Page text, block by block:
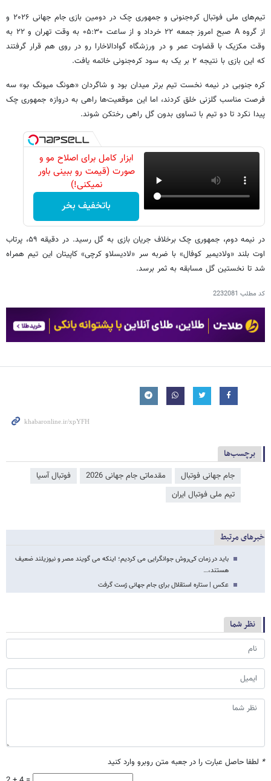
تیم‌های ملی فوتبال کره‌جنونی و جمهوری چک در دومین بازی جام جهانی ۲۰۲۶ و
از گروه A صبح امروز جمعه ۲۲ خرداد و از ساعت ۰۵:۳۰ به وقت تهران و ۲۲ به
وقت مکزیک با قضاوت عمر و در ورزشگاه گوادالاخارا رو در روی هم قرار گرفتند
که این بازی با نتیجه ۲ بر یک به سود کره‌جنونی خاتمه یافت.
کره جنوبی در نیمه نخست تیم برتر میدان بود و شاگردان «هونگ میونگ بو» سه
فرصت مناسب گلزنی خلق کردند، اما این موقعیت‌ها راهی به دروازه جمهوری چک
پیدا نکرد تا دو تیم با تساوی بدون گل راهی رختکن شوند.
ابزار کامل برای اصلاح مو و
صورت (قیمت رو ببینی باور
نمیکنی!)
باتخفیف بخر
در نیمه دوم، جمهوری چک برخلاف جریان بازی به گل رسید. در دقیقه ۵۹، پرتاب
اوت بلند «ولادیمیر کوفال» با ضربه سر «لادیسلاو کرچی» کاپیتان این تیم همراه
شد تا نخستین گل مسابقه به ثمر برسد.
کد مطلب 2232081
برچسب‌ها
جام جهانی فوتبال مقدماتی جام جهانی 2026
فوتبال آسیا
تیم ملی فوتبال ایران
خبرهای مرتبط
باید در زمان کی‌روش جوانگرایی می کردیم؛ اینکه می گویند مصر و نیوزیلند ضعیف
هستند،…
عکس | ستاره استقلال برای جام جهانی ژست گرفت
نظر شما
* لطفا حاصل عبارت را در جعبه متن روبرو وارد کنید